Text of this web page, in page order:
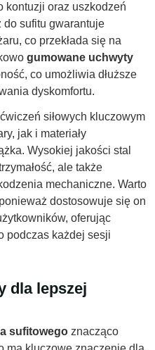
kontuzji oraz uszkodzeń
do sufitu gwarantuje
co przekłada się na
gumowane uchwyty
co umożliwia dłuższe
dyskomfortu.
siłowych kluczowym
jak i materiały
Wysokiej jakości stal
ale także
mechaniczne. Warto
dostosowuje się on
oferując
podczas każdej sesji
dla lepszej
sufitowego znacząco